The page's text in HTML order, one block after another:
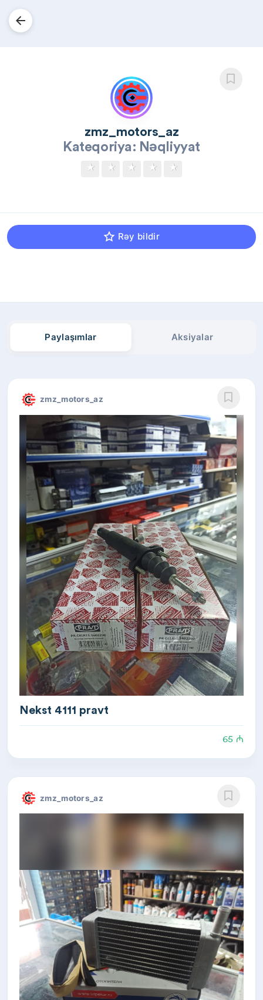
zmz_motors_az
Kateqoriya: Nəqliyyat
★ ★ ★ ★ ★
Rəy bildir
Paylaşımlar Aksiyalar
zmz_motors_az
Nekst 4111 pravt
65 ₼
zmz_motors_az